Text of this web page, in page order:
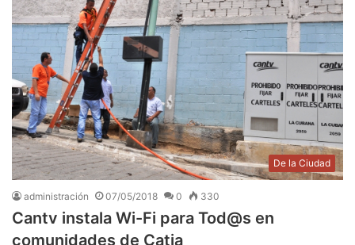
De la Ciudad
administración 07/05/2018 0 330
Cantv instala Wi-Fi para Tod@s en
comunidades de Catia